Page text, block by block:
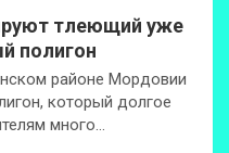
тлеющий уже
полигон
районе Мордовии
который долгое
много…